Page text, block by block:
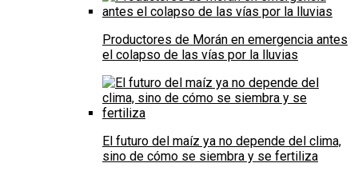
Productores de Morán en emergencia antes
el colapso de las vías por la lluvias
El futuro del maíz ya no depende del clima,
sino de cómo se siembra y se fertiliza